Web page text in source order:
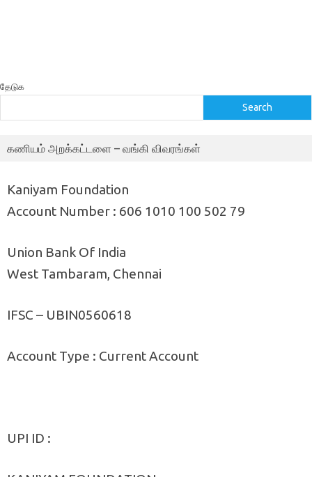
தேடுக
Search
கணியம் அறக்கட்டளை – வங்கி விவரங்கள்
Kaniyam Foundation
Account Number : 606 1010 100 502 79
Union Bank Of India
West Tambaram, Chennai
IFSC – UBIN0560618
Account Type : Current Account
UPI ID :